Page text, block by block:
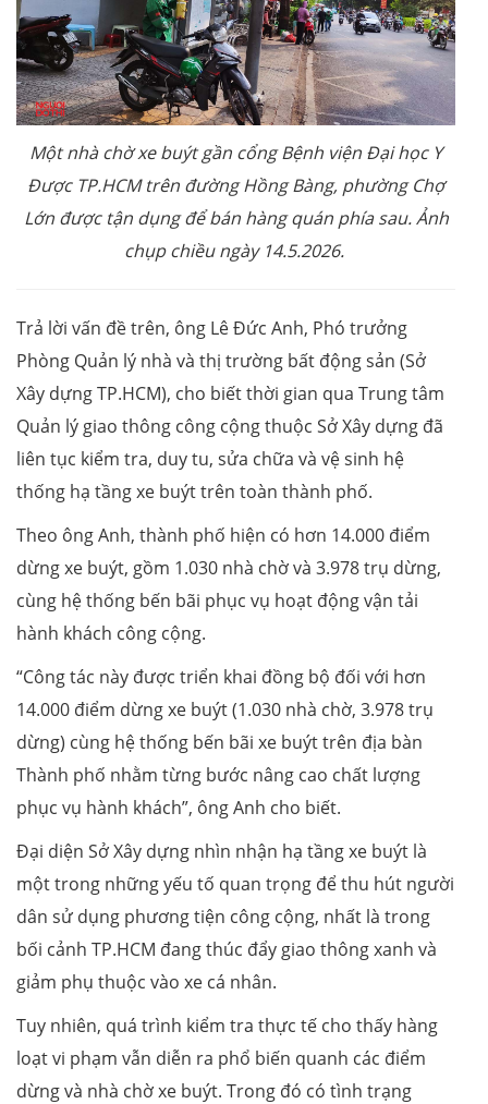
Một nhà chờ xe buýt gần cổng Bệnh viện Đại học Y
Được TP.HCM trên đường Hồng Bàng, phường Chợ
Lớn được tận dụng để bán hàng quán phía sau. Ảnh
chụp chiều ngày 14.5.2026.
Trả lời vấn đề trên, ông Lê Đức Anh, Phó trưởng
Phòng Quản lý nhà và thị trường bất động sản (Sở
Xây dựng TP.HCM), cho biết thời gian qua Trung tâm
Quản lý giao thông công cộng thuộc Sở Xây dựng đã
liên tục kiểm tra, duy tu, sửa chữa và vệ sinh hệ
thống hạ tầng xe buýt trên toàn thành phố.
Theo ông Anh, thành phố hiện có hơn 14.000 điểm
dừng xe buýt, gồm 1.030 nhà chờ và 3.978 trụ dừng,
cùng hệ thống bến bãi phục vụ hoạt động vận tải
hành khách công cộng.
“Công tác này được triển khai đồng bộ đối với hơn
14.000 điểm dừng xe buýt (1.030 nhà chờ, 3.978 trụ
dừng) cùng hệ thống bến bãi xe buýt trên địa bàn
Thành phố nhằm từng bước nâng cao chất lượng
phục vụ hành khách”, ông Anh cho biết.
Đại diện Sở Xây dựng nhìn nhận hạ tầng xe buýt là
một trong những yếu tố quan trọng để thu hút người
dân sử dụng phương tiện công cộng, nhất là trong
bối cảnh TP.HCM đang thúc đẩy giao thông xanh và
giảm phụ thuộc vào xe cá nhân.
Tuy nhiên, quá trình kiểm tra thực tế cho thấy hàng
loạt vi phạm vẫn diễn ra phổ biến quanh các điểm
dừng và nhà chờ xe buýt. Trong đó có tình trạng